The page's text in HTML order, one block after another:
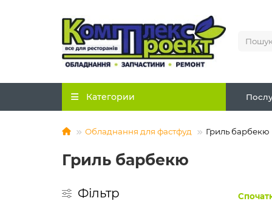
Категории
Обладнання для фастфуд Гриль барбекю
Гриль барбекю
Фільтр